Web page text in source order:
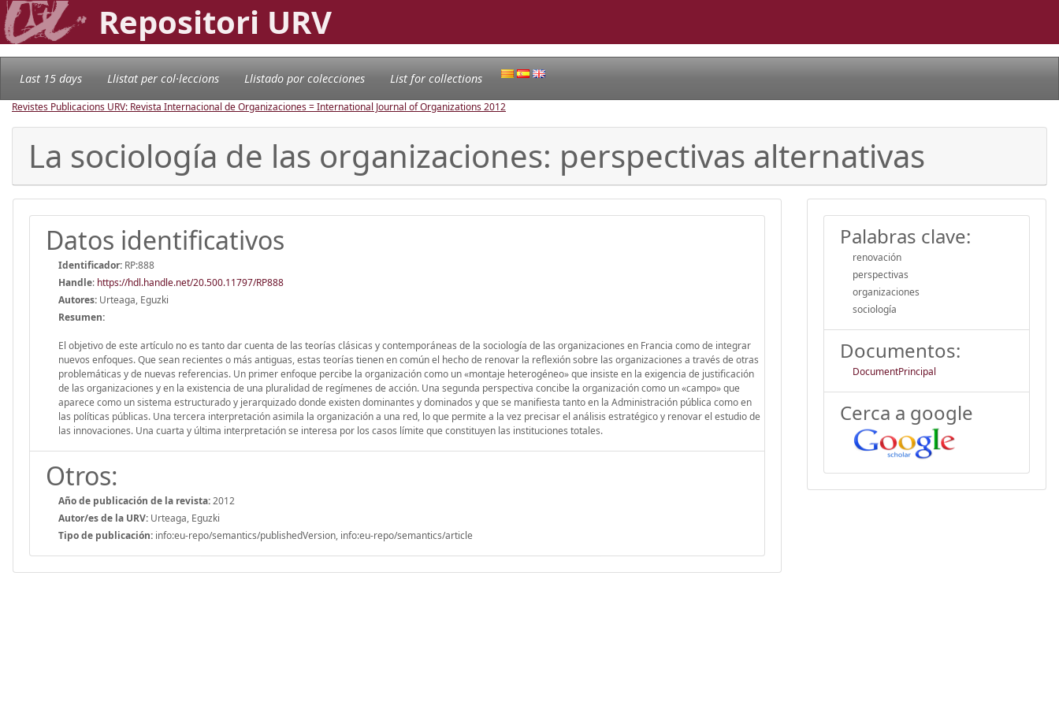
Repositori URV
Last 15 days Llistat per col·leccions Llistado por colecciones List for collections
Revistes Publicacions URV: Revista Internacional de Organizaciones = International Journal of Organizations2012
La sociología de las organizaciones: perspectivas alternativas
Datos identificativos
Identificador: RP:888
Handle: https://hdl.handle.net/20.500.11797/RP888
Autores: Urteaga, Eguzki
Resumen:
El objetivo de este artículo no es tanto dar cuenta de las teorías clásicas y contemporáneas de la sociología de las organizaciones en Francia como de integrar
nuevos enfoques. Que sean recientes o más antiguas, estas teorías tienen en común el hecho de renovar la reflexión sobre las organizaciones a través de otras
problemáticas y de nuevas referencias. Un primer enfoque percibe la organización como un «montaje heterogéneo» que insiste en la exigencia de justificación
de las organizaciones y en la existencia de una pluralidad de regímenes de acción. Una segunda perspectiva concibe la organización como un «campo» que
aparece como un sistema estructurado y jerarquizado donde existen dominantes y dominados y que se manifiesta tanto en la Administración pública como en
las políticas públicas. Una tercera interpretación asimila la organización a una red, lo que permite a la vez precisar el análisis estratégico y renovar el estudio de
las innovaciones. Una cuarta y última interpretación se interesa por los casos límite que constituyen las instituciones totales.
Otros:
Año de publicación de la revista:2012
Autor/es de la URV: Urteaga, Eguzki
Tipo de publicación: info:eu-repo/semantics/publishedVersion, info:eu-repo/semantics/article
Palabras clave:
renovación
perspectivas
organizaciones
sociología
Documentos:
DocumentPrincipal
Cerca a google